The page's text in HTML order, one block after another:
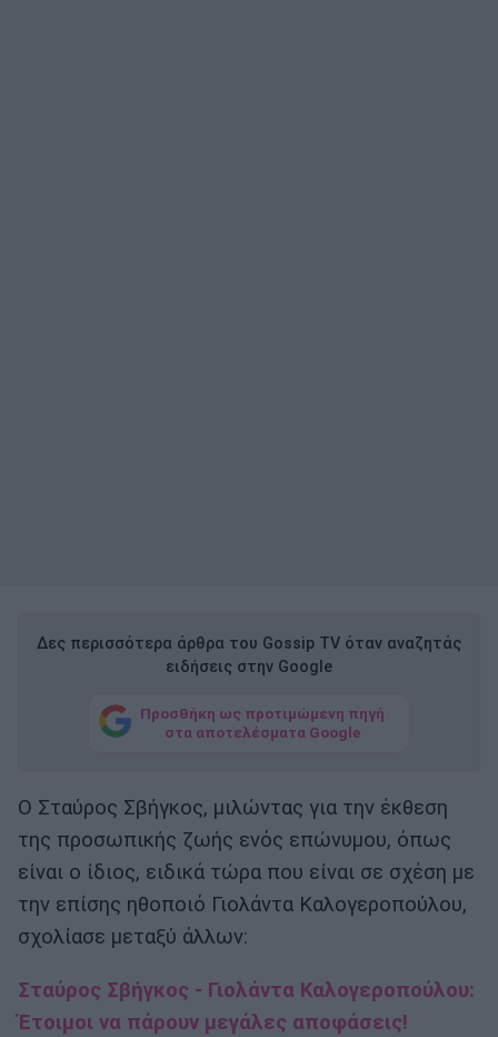
Δες περισσότερα άρθρα του Gossip TV όταν αναζητάς
ειδήσεις στην Google
Προσθήκη ως προτιμώμενη πηγή
στα αποτελέσματα Google
Ο Σταύρος Σβήγκος, μιλώντας για την έκθεση
της προσωπικής ζωής ενός επώνυμου, όπως
είναι ο ίδιος, ειδικά τώρα που είναι σε σχέση με
την επίσης ηθοποιό Γιολάντα Καλογεροπούλου,
σχολίασε μεταξύ άλλων:
Σταύρος Σβήγκος - Γιολάντα Καλογεροπούλου:
Έτοιμοι να πάρουν μεγάλες αποφάσεις!